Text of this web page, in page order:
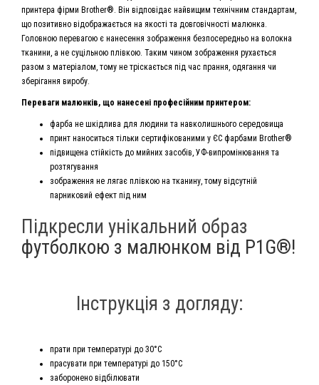
принтера фірми Brother®. Він відповідає найвищим технічним стандартам,
що позитивно відображається на якості та довговічності малюнка.
Головною перевагою є нанесення зображення безпосередньо на волокна
тканини, а не суцільною плівкою. Таким чином зображення рухається
разом з матеріалом, тому не тріскається під час прання, одягання чи
зберігання виробу.
Переваги малюнків, що нанесені професійним принтером:
фарба не шкідлива для людини та навколишнього середовища
принт наноситься тільки сертифікованими у ЄС фарбами Brother®
підвищена стійкість до мийних засобів, УФ-випромінювання та
розтягування
зображення не лягає плівкою на тканину, тому відсутній
парниковий ефект під ним
Підкресли унікальний образ
футболкою з малюнком від P1G®!
Інструкція з догляду:
прати при температурі до 30°С
прасувати при температурі до 150°С
заборонено відбілювати